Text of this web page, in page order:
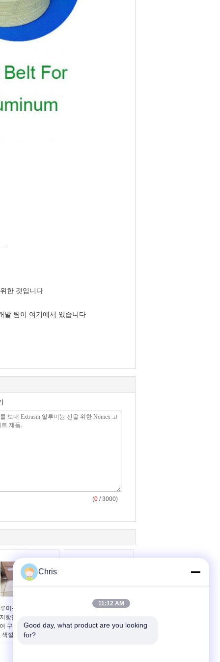
한 것입니다
발 팀이 여기에서 있습니다
(0 / 3000)
미늄 밀어남을 위한
항을 가진 바늘에 의
구멍을 뚫는 브라운
색깔 PBO 롤러 관
Needled는 벨트 5mm
건전지를 구멍을 뚫었습
Chris
11:12 AM
Good day, what product are you looking
for?